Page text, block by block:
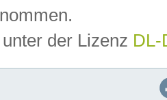
der Lizenz